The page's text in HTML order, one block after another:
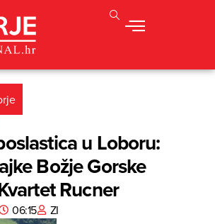
u Loboru:
Božje Gorske
Rucner
06:15 ZI